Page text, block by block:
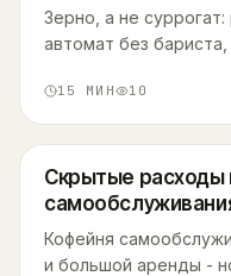
Зерно, а не
автомат без
15 МИН 10
Скрытые расходы
Кофейня
и большой аренды -